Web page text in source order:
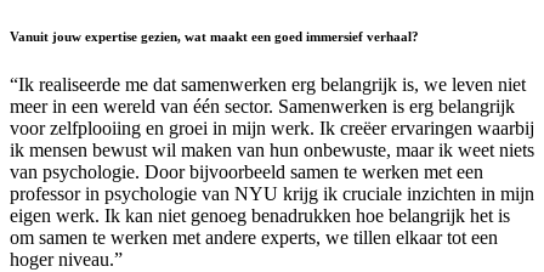
Vanuit jouw expertise gezien, wat maakt een goed immersief verhaal?
“Ik realiseerde me dat samenwerken erg belangrijk is, we leven niet
meer in een wereld van één sector. Samenwerken is erg belangrijk
voor zelfplooiing en groei in mijn werk. Ik creëer ervaringen waarbij
ik mensen bewust wil maken van hun onbewuste, maar ik weet niets
van psychologie. Door bijvoorbeeld samen te werken met een
professor in psychologie van NYU krijg ik cruciale inzichten in mijn
eigen werk. Ik kan niet genoeg benadrukken hoe belangrijk het is
om samen te werken met andere experts, we tillen elkaar tot een
hoger niveau.”